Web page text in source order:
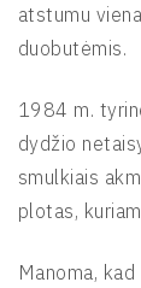
atstumu
duobutėmis.
1984 m.
dydžio
smulkiais
plotas,
Manoma,